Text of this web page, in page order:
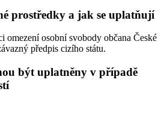
prostředky a jak se uplatňují
omezení osobní svobody občana České
předpis cizího státu.
být uplatněny v případě